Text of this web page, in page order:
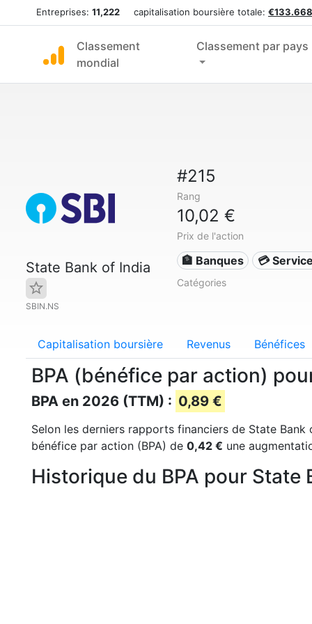
Entreprises: 11,222 capitalisation boursière totale:
Classement
mondial
Classement par pays
State Bank of India
SBIN.NS
#215
Rang
10,02 €
Prix de l'action
🏦 Banques 💳
Catégories
Capitalisation boursière Revenus Bénéfices
BPA (bénéfice par action)
BPA en 2026 (TTM) : 0,89 €
Selon les derniers rapports financiers de State
bénéfice par action (BPA) de 0,42 € une
Historique du BPA pour